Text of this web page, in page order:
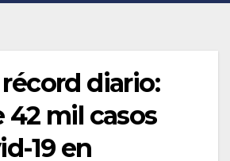
diario:
42 mil casos
19 en